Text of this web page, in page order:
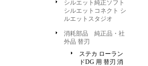
シルエット純正ソフト
シルエットコネクト シ
ルエットスタジオ
消耗部品 純正品・社
外品 替刃
ステカ ローラン
ドDG 用 替刃 消